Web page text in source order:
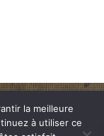
la meilleure
à utiliser ce